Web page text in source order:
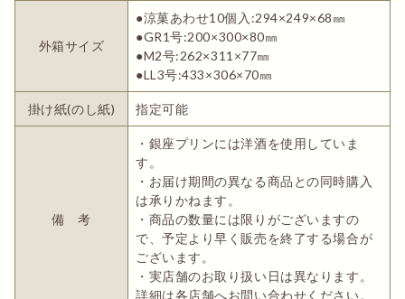
外箱サイズ
●涼菓あわせ10個入:294×249×68㎜
●GR1号:200×300×80㎜
●M2号:262×311×77㎜
●LL3号:433×306×70㎜
掛け紙(のし紙) 指定可能
備 考
・銀座プリンには洋酒を使用していま
す。
・お届け期間の異なる商品との同時購入
は承りかねます。
・商品の数量には限りがございますの
で、予定より早く販売を終了する場合が
ございます。
・実店舗のお取り扱い日は異なります。
詳細は各店舗へお問い合わせください。